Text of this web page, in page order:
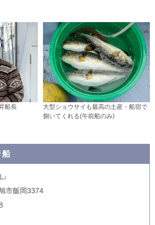
船長
大型ショウサイも最高の土産・船宿で
捌いてくれる(午前船のみ)
船
市飯岡3374